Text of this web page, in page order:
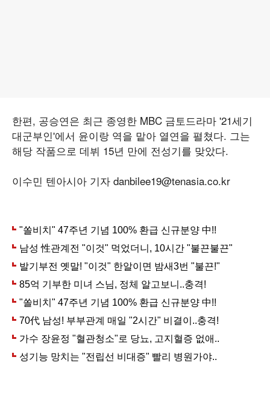
한편, 공승연은 최근 종영한 MBC 금토드라마 '21세기
대군부인'에서 윤이랑 역을 맡아 열연을 펼쳤다. 그는
해당 작품으로 데뷔 15년 만에 전성기를 맞았다.
이수민 텐아시아 기자 danbilee19@tenasia.co.kr